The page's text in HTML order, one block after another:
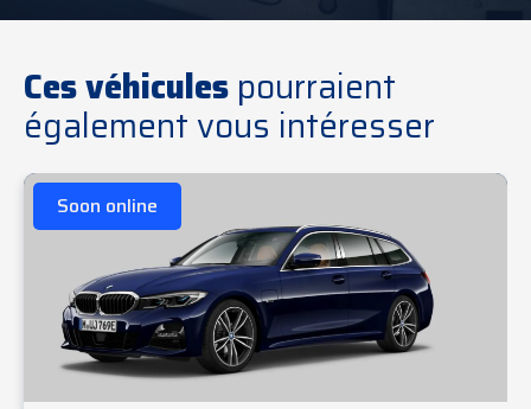
Ces véhicules pourraient
également vous intéresser
Soon online